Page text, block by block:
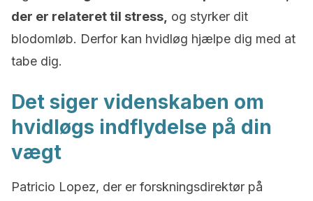
der er relateret til stress, og styrker dit
blodomløb. Derfor kan hvidløg hjælpe dig med at
tabe dig.
Det siger videnskaben om
hvidløgs indflydelse på din
vægt
Patricio Lopez, der er forskningsdirektør på